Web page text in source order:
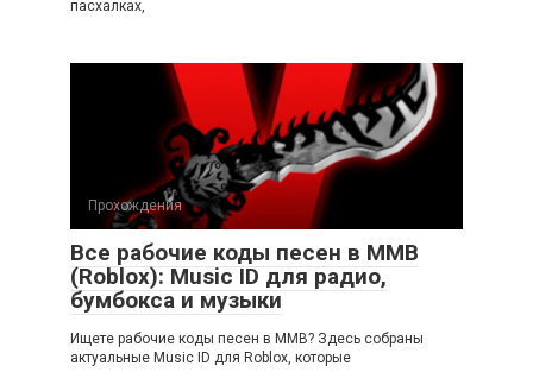
пасхалках,
Прохождения
Все рабочие коды песен в ММВ
(Roblox): Music ID для радио,
бумбокса и музыки
Ищете рабочие коды песен в ММВ? Здесь собраны
актуальные Music ID для Roblox, которые